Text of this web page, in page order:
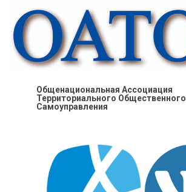
Общенациональная Ассоциация
Территориального Общественного
Самоуправления